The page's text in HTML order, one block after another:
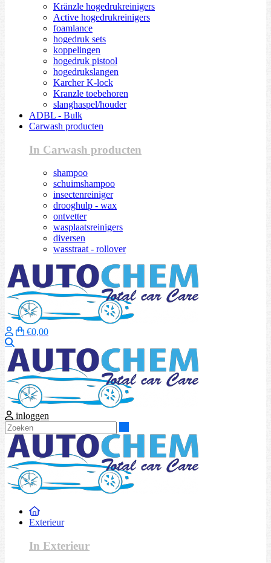
Kränzle hogedrukreinigers
Active hogedrukreinigers
foamlance
hogedruk sets
koppelingen
hogedruk pistool
hogedrukslangen
Karcher K-lock
Kranzle toebehoren
slanghaspel/houder
ADBL - Bulk
Carwash producten
In Carwash producten
shampoo
schuimshampoo
insectenreiniger
drooghulp - wax
ontvetter
wasplaatsreinigers
diversen
wasstraat - rollover
€0,00
inloggen
Exterieur
In Exterieur